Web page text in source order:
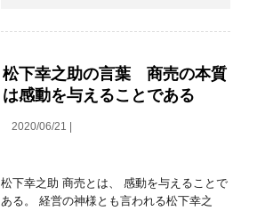
松下幸之助の言葉 商売の本質
は感動を与えることである
2020/06/21 |
松下幸之助 商売とは、 感動を与えることで
ある。 経営の神様とも言われる松下幸之